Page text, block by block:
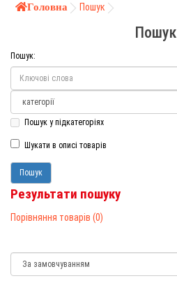
Головна Пошук
Пошук
Пошук:
Пошук у підкатегоріях
Шукати в описі товарів
Результати пошуку
Порівняння товарів (0)